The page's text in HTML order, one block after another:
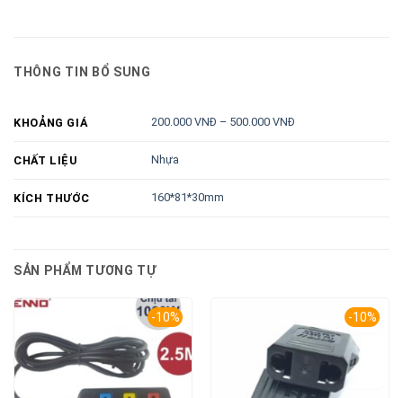
THÔNG TIN BỔ SUNG
KHOẢNG GIÁ 200.000 VNĐ – 500.000 VNĐ
CHẤT LIỆU Nhựa
KÍCH THƯỚC 160*81*30mm
SẢN PHẨM TƯƠNG TỰ
-10% -10%